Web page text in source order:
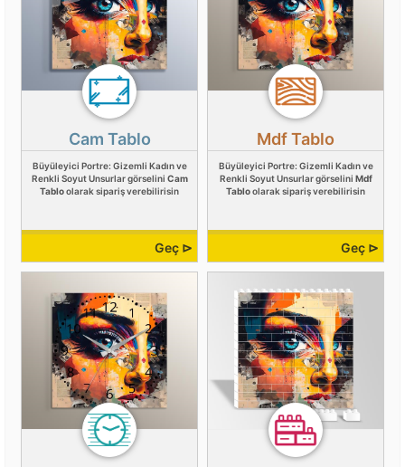
Cam Tablo
Büyüleyici Portre: Gizemli Kadın ve
Renkli Soyut Unsurlar görselini Cam
Tabloolarak sipariş verebilirisin
Geç ⊳
Mdf Tablo
Büyüleyici Portre: Gizemli Kadın ve
Renkli Soyut Unsurlar görselini Mdf
Tabloolarak sipariş verebilirisin
Geç ⊳